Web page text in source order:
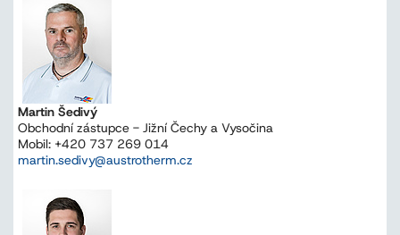
Martin Šedivý
Obchodní zástupce - Jižní Čechy a Vysočina
Mobil: +420 737 269 014
martin.sedivy@austrotherm.cz